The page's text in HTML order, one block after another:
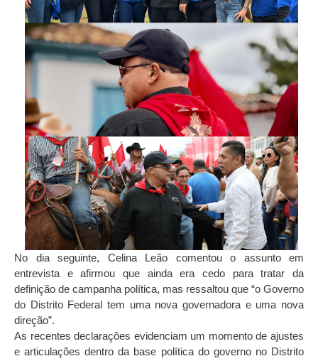
No dia seguinte, Celina Leão comentou o assunto em
entrevista e afirmou que ainda era cedo para tratar da
definição de campanha política, mas ressaltou que “o Governo
do Distrito Federal tem uma nova governadora e uma nova
direção”.
As recentes declarações evidenciam um momento de ajustes
e articulações dentro da base política do governo no Distrito